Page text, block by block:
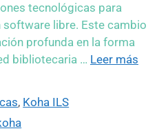
tecnológicas para
libre. Este cambio
profunda en la forma
bibliotecaria … Leer más
, Koha ILS